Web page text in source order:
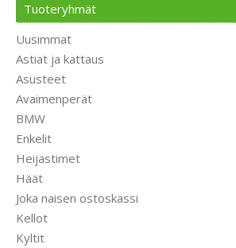
Tuoteryhmät
Uusimmat
Astiat ja kattaus
Asusteet
Avaimenperät
BMW
Enkelit
Heijastimet
Häät
Joka naisen ostoskassi
Kellot
Kyltit